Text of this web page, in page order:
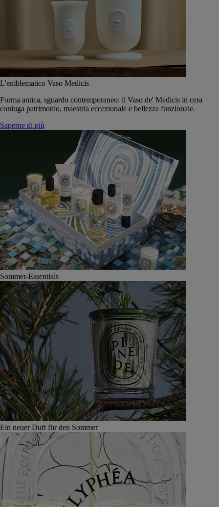
L'emblematico Vaso Medicis
Forma antica, sguardo contemporaneo: il Vaso de' Medicis in cera
coniuga patrimonio, maestria eccezionale e bellezza funzionale.
Saperne di più
Sommer-Essentials
Ein neuer Duft für den Sommer